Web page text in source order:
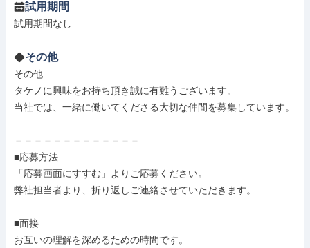
試用期間
試用期間なし
その他
その他:
タケノに興味をお持ち頂き誠に有難うございます。
当社では、一緒に働いてくださる大切な仲間を募集しています。
＝＝＝＝＝＝＝＝＝＝＝＝＝
■応募方法
「応募画面にすすむ」よりご応募ください。
弊社担当者より、折り返しご連絡させていただきます。
■面接
お互いの理解を深めるための時間です。